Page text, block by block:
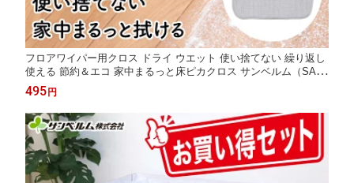
フロアワイパー用クロス ドライ ウエット 使い捨てない 繰り返し
使える 節約＆エコ 家中まるっと床ピカクロス サンベルム（SAN
BELM）
495 円